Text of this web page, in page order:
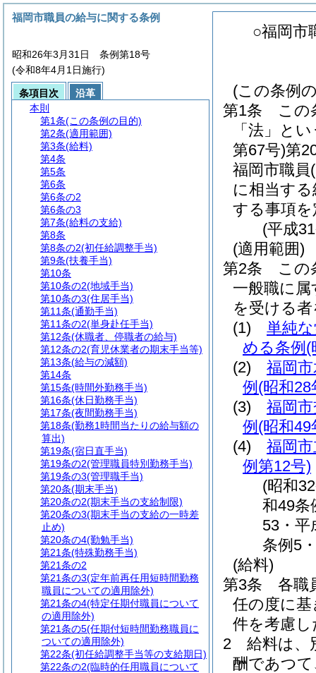
○福岡市
(この条例
第1条
この
「法」と
第67号)第
福岡市職員
に相当す
する事項
(平成
(適用範囲)
第2条
この
一般職に
を受ける
(1)
単純
める条例 (
(2)
福岡
例 (昭和28
(3)
福岡
例 (昭和49
(4)
福岡
例第12号)
(昭和
和49条
53・平
条例5
(給料)
第3条
各職
任の度に
件を考慮
2
給料は、
酬であつ
福岡市職員の給与に関する条例
昭和26年3月31日 条例第18号
(令和8年4月1日施行)
条項目次
沿革
本則
第1条(この条例の目的)
第2条(適用範囲)
第3条(給料)
第4条
第5条
第6条
第6条の2
第6条の3
第7条(給料の支給)
第8条
第8条の2(初任給調整手当)
第9条(扶養手当)
第10条
第10条の2(地域手当)
第10条の3(住居手当)
第11条(通勤手当)
第11条の2(単身赴任手当)
第12条(休職者、停職者の給与)
第12条の2(育児休業者の期末手当等)
第13条(給与の減額)
第14条
第15条(時間外勤務手当)
第16条(休日勤務手当)
第17条(夜間勤務手当)
第18条(勤務1時間当たりの給与額の
算出)
第19条(宿日直手当)
第19条の2(管理職員特別勤務手当)
第19条の3(管理職手当)
第20条(期末手当)
第20条の2(期末手当の支給制限)
第20条の3(期末手当の支給の一時差
止め)
第20条の4(勤勉手当)
第21条(特殊勤務手当)
第21条の2
第21条の3(定年前再任用短時間勤務
職員についての適用除外)
第21条の4(特定任期付職員について
の適用除外)
第21条の5(任期付短時間勤務職員に
ついての適用除外)
第22条(初任給調整手当等の支給期日)
第22条の2(臨時的任用職員について